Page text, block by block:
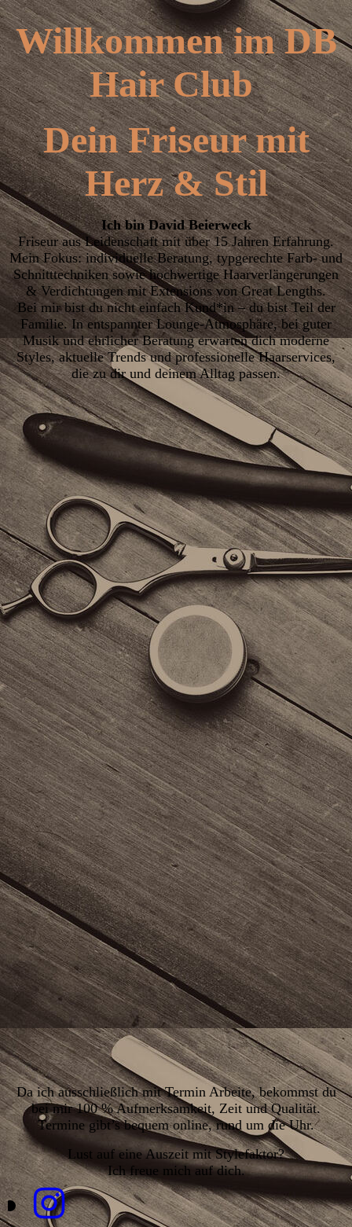
Willkommen im DB
Hair Club
Dein Friseur mit
Herz & Stil
Ich bin David Beierweck
Friseur aus Leidenschaft mit über 15 Jahren Erfahrung.
Mein Fokus: individuelle Beratung, typgerechte Farb- und
Schnitttechniken sowie hochwertige Haarverlängerungen
& Verdichtungen mit Extensions von Great Lengths.
Bei mir bist du nicht einfach Kund*in – du bist Teil der
Familie. In entspannter Lounge-Atmosphäre, bei guter
Musik und ehrlicher Beratung erwarten dich moderne
Styles, aktuelle Trends und professionelle Haarservices,
die zu dir und deinem Alltag passen.
Da ich ausschließlich mit Termin Arbeite, bekommst du
bei mir 100 % Aufmerksamkeit, Zeit und Qualität.
Termine gibt’s bequem online, rund um die Uhr.
Lust auf eine Auszeit mit Stylefaktor?
Ich freue mich auf dich.